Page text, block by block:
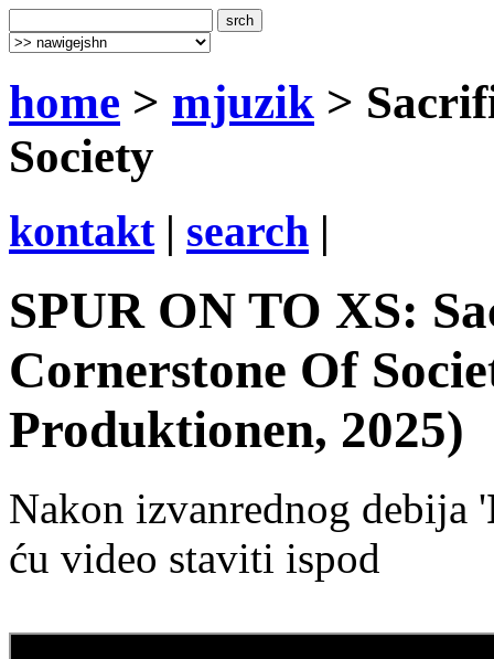
home > mjuzik >
Society
kontakt| search |
SPUR ON TO XS:
Cornerstone Of
Produktionen, 2025)
Nakon izvanrednog debija '
ću video staviti ispod